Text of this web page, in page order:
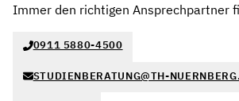
Immer den richtigen Ansprechpartner
0911 5880-4500
STUDIENBERATUNG@TH-